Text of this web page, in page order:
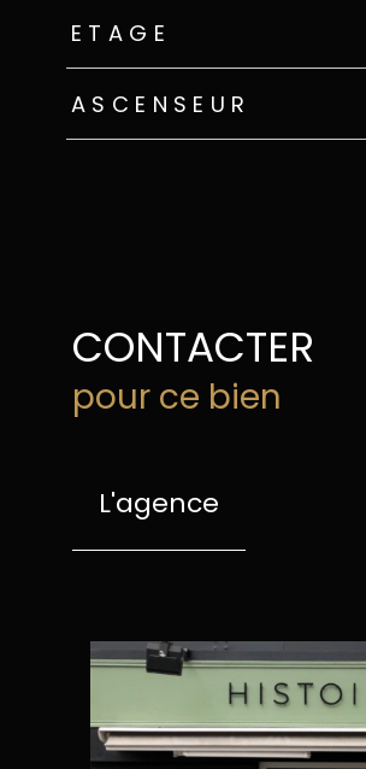
ETAGE
ASCENSEUR
CONTACTER
pour ce bien
L'agence